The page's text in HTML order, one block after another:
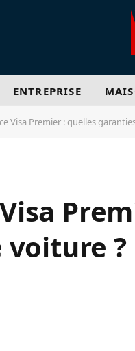
ENTREPRISE
Visa Premier : quelles
voiture ?